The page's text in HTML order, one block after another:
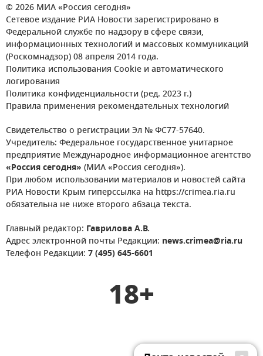
© 2026 МИА «Россия сегодня»
Сетевое издание РИА Новости зарегистрировано в
Федеральной службе по надзору в сфере связи,
информационных технологий и массовых коммуникаций
(Роскомнадзор) 08 апреля 2014 года.
Политика использования Cookie и автоматического
логирования
Политика конфиденциальности (ред. 2023 г.)
Правила применения рекомендательных технологий
Свидетельство о регистрации Эл № ФС77-57640.
Учредитель: Федеральное государственное унитарное
предприятие Международное информационное агентство
«Россия сегодня» (МИА «Россия сегодня»).
При любом использовании материалов и новостей сайта
РИА Новости Крым гиперссылка на https://crimea.ria.ru
обязательна не ниже второго абзаца текста.
Главный редактор: Гаврилова А.В.
Адрес электронной почты Редакции: news.crimea@ria.ru
Телефон Редакции: 7 (495) 645-6601
18+